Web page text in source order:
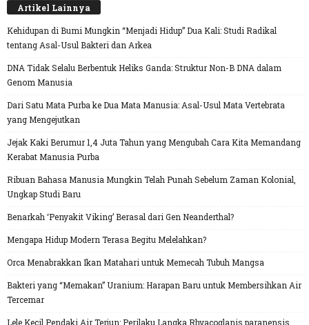
Artikel Lainnya
Kehidupan di Bumi Mungkin “Menjadi Hidup” Dua Kali: Studi Radikal
tentang Asal-Usul Bakteri dan Arkea
DNA Tidak Selalu Berbentuk Heliks Ganda: Struktur Non-B DNA dalam
Genom Manusia
Dari Satu Mata Purba ke Dua Mata Manusia: Asal-Usul Mata Vertebrata
yang Mengejutkan
Jejak Kaki Berumur 1,4 Juta Tahun yang Mengubah Cara Kita Memandang
Kerabat Manusia Purba
Ribuan Bahasa Manusia Mungkin Telah Punah Sebelum Zaman Kolonial,
Ungkap Studi Baru
Benarkah ‘Penyakit Viking’ Berasal dari Gen Neanderthal?
Mengapa Hidup Modern Terasa Begitu Melelahkan?
Orca Menabrakkan Ikan Matahari untuk Memecah Tubuh Mangsa
Bakteri yang “Memakan” Uranium: Harapan Baru untuk Membersihkan Air
Tercemar
Lele Kecil Pendaki Air Terjun: Perilaku Langka Rhyacoglanis paranensis